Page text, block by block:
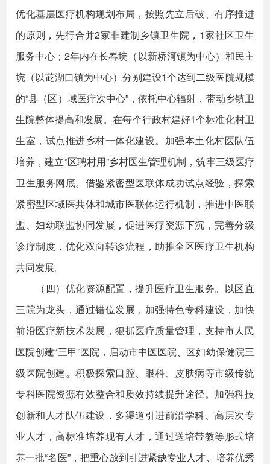
优化基层医疗机构规划布局，按照先立后破、有序推进
的原则，先行合并2家非建制乡镇卫生院，1家社区卫生
服务中心；2年内在长春垸（以新桥河镇为中心）和民主
垸（以茈湖口镇为中心）分别建设1个达到二级医院规模
的“县（区）域医疗次中心”，依托中心辐射，带动乡镇卫
生院整体提高和发展。在每个行政村建好1个标准化村卫
生室，试点推进乡村一体化建设。加强本土化村医队伍
培养，建立“区聘村用”乡村医生管理机制，筑牢三级医疗
卫生服务网底。借鉴紧密型医联体成功试点经验，探索
紧密型区域医共体和城市医联体运行机制，推进中医联
盟、妇幼联盟协同发展，促进医疗资源下沉，完善分级
诊疗制度，优化双向转诊流程，助推全区医疗卫生机构
共同发展。
（四）优化资源配置，提升医疗卫生服务。以区直
三院为龙头，通过错位发展，加强特色专科建设，加快
前沿医疗新技术发展，狠抓医疗质量管理，支持市人民
医院创建“三甲”医院，启动市中医医院、区妇幼保健院三
级医院创建。积极探索口腔、眼科、皮肤病等市级传统
专科医院资源有效整合和质效持续提升途径。加强科技
创新和人才队伍建设，多渠道引进前沿学科、高层次专
业人才，高标准培养现有人才，通过送培带教等形式培
养一批“名医”，把重心放到引进紧缺专业人才、培养优秀